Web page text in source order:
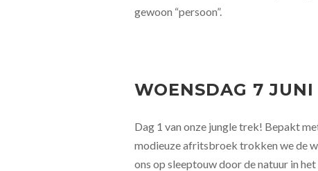
gewoon “persoon”.
WOENSDAG 7 JUNI
Dag 1 van onze jungle trek! Bepakt
modieuze afritsbroek trokken we de
ons op sleeptouw door de natuur in